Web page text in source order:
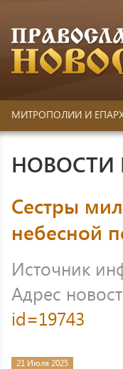
МИТРОПОЛИИ И
Сестры
небесной
Источник
Адрес
id=19743
21 Июля 2025